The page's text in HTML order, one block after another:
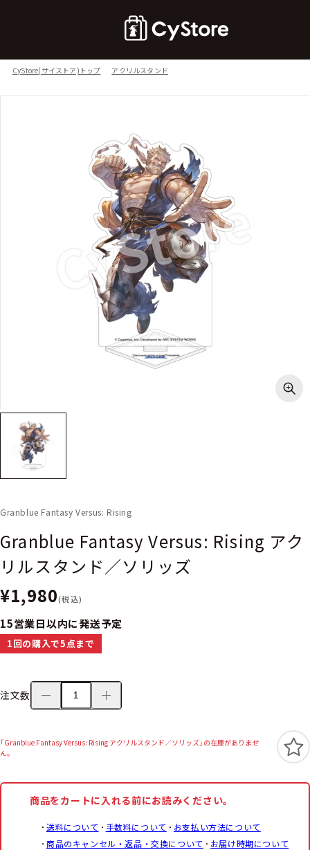
CyStore(サイストア)トップ アクリルスタンド
Granblue Fantasy Versus: Rising
Granblue Fantasy Versus: Rising アク
リルスタンド／ソリッズ
¥1,980(税込)
15営業日以内に発送予定
1回の購入で5点まで
注文数
「Granblue Fantasy Versus: Rising アクリルスタンド／ソリッズ」の在庫がありませ
ん。
商品をカートに入れる前にお読みください。
送料について 手数料について
お支払い方法について
商品のキャンセル・返品・交換について
お届け時期について